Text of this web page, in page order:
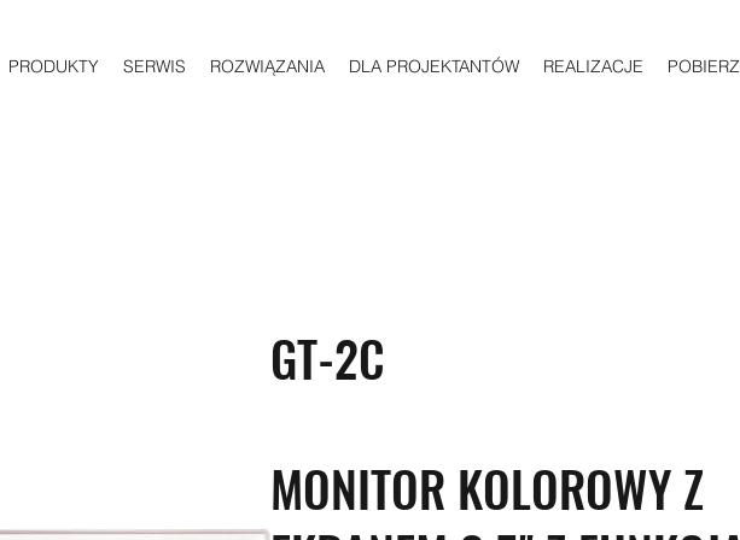
PRODUKTY SERWIS ROZWIĄZANIA DLA PROJEKTANTÓW REALIZACJE POBIERZ
GT-2C
MONITOR KOLOROWY Z